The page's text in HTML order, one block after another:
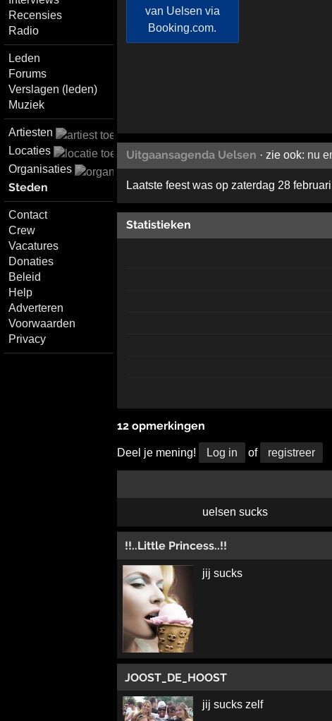
Recensies
Radio
Leden
Forums
Verslagen (leden)
Muziek
Artiesten
Locaties
Organisaties
Steden
Contact
Crew
Vacatures
Donaties
Beleid
Help
Adverteren
Voorwaarden
Privacy
Uitgaansagenda Uelsen · zie ook: nu
Laatste feest was op zaterdag 28
Statistieken
12 opmerkingen
Deel je mening! Log in of registreer
uelsen sucks
!!..Little Princess..!!
jij sucks
JOOST_DE_HOOST
jij sucks zelf